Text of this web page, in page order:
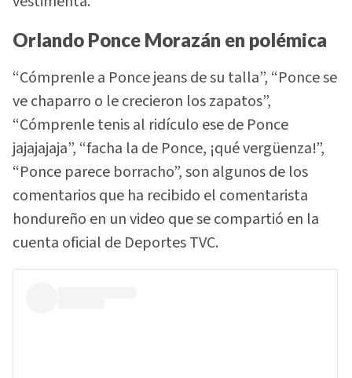
Orlando Ponce Morazán en polémica
“Cómprenle a Ponce jeans de su talla”, “Ponce se
ve chaparro o le crecieron los zapatos”,
“Cómprenle tenis al ridículo ese de Ponce
jajajajaja”, “facha la de Ponce, ¡qué vergüenza!”,
“Ponce parece borracho”, son algunos de los
comentarios que ha recibido el comentarista
hondureño en un video que se compartió en la
cuenta oficial de Deportes TVC.